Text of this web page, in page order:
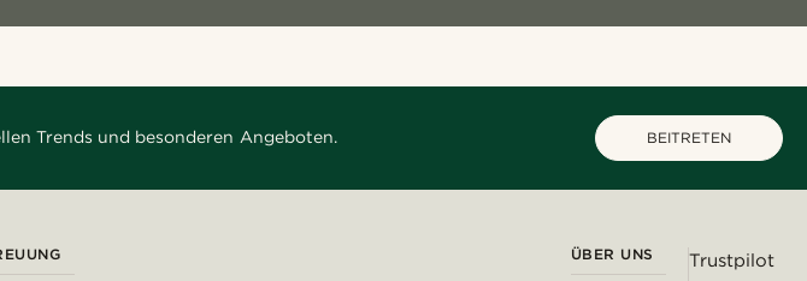
Trends und besonderen Angeboten. BEITRETEN
ÜBER UNS Trustpilot